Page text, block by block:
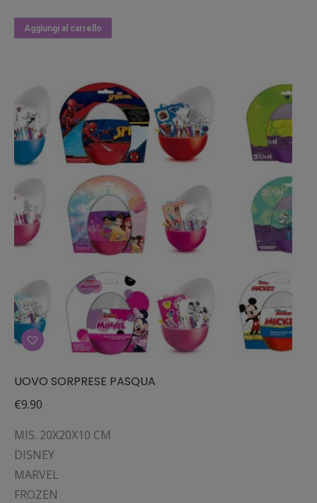
Aggiungi al carrello
UOVO SORPRESE PASQUA
€9.90
MIS. 20X20X10 CM
DISNEY
MARVEL
FROZEN